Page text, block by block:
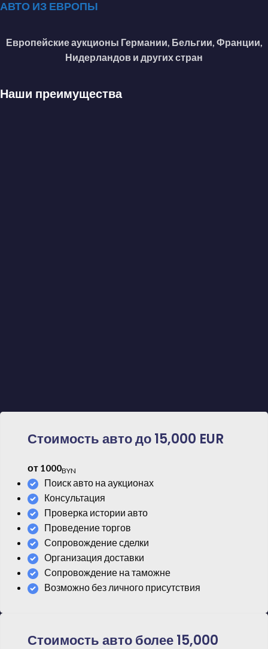
АВТО ИЗ ЕВРОПЫ
Европейские аукционы Германии, Бельгии, Франции,
Нидерландов и других стран
Наши преимущества
Стоимость авто до 15,000 EUR
от 1000BYN
Поиск авто на аукционах
Консультация
Проверка истории авто
Проведение торгов
Сопровождение сделки
Организация доставки
Сопровождение на таможне
Возможно без личного присутствия
Стоимость авто более 15,000